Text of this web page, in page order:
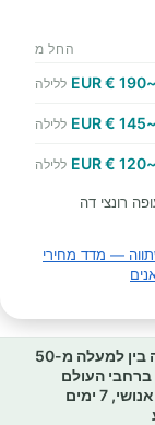
החל מ
~190 € EUR ללילה
~145 € EUR ללילה
~120 € EUR ללילה
רונצי דה
— מדד מחירי
השוואה בין למעלה מ-50
העולם
שירות אנושי, 7 ימים